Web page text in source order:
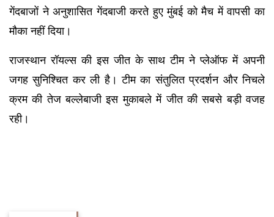
गेंदबाजों ने अनुशासित गेंदबाजी करते हुए मुंबई को मैच में वापसी का
मौका नहीं दिया।
राजस्थान रॉयल्स की इस जीत के साथ टीम ने प्लेऑफ में अपनी
जगह सुनिश्चित कर ली है। टीम का संतुलित प्रदर्शन और निचले
क्रम की तेज बल्लेबाजी इस मुकाबले में जीत की सबसे बड़ी वजह
रही।